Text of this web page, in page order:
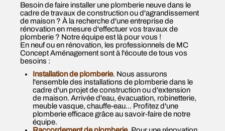
Besoin de faire installer une plomberie neuve dans le
cadre de travaux de construction ou d'agrandissement
de maison ? À la recherche d'une entreprise de
rénovation en mesure d'effectuer vos travaux de
plomberie ? Notre équipe est là pour vous !
En neuf ou en rénovation, les professionnels de MC
Concept Aménagement sont à l'écoute de tous vos
besoins :
Installation de plomberie. Nous assurons
l'ensemble des installations de plomberie dans le
cadre d'un projet de construction ou d'extension
de maison. Arrivée d'eau, évacuation, robinetterie,
meuble vasque, chauffe-eau... Profitez d'une
plomberie efficace grâce au savoir-faire de notre
équipe.